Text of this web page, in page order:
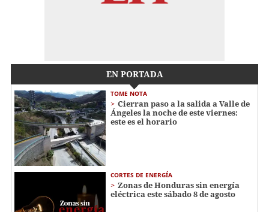
EN PORTADA
TOME NOTA
Cierran paso a la salida a Valle de
Ángeles la noche de este viernes:
este es el horario
CORTES DE ENERGÍA
Zonas de Honduras sin energía
eléctrica este sábado 8 de agosto